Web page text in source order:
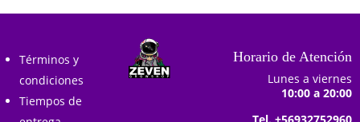
Términos y
condiciones
Tiempos de
Horario de Atención
Lunes a viernes
10:00 a 20:00